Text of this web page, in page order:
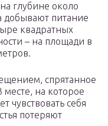
глубине около
добывают питание
квадратных
– на площади в
спрятанное
на которое
чувствовать себя
потеряют